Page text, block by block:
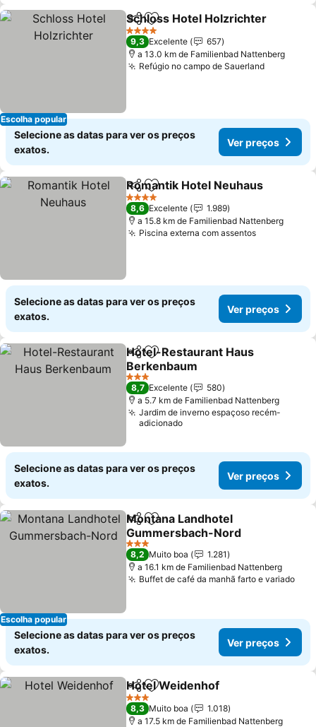
Escolha popular
PartilharAdicionar aos favoritos
Schloss Hotel Holzrichter
4 Estrelas
9,3 Excelente
657
a 13.0 km de Familienbad Nattenberg
Refúgio no campo de SauerlandVer
Selecione as datas para ver os preços
exatos.
Ver preços
PartilharAdicionar aos favoritos
Romantik Hotel Neuhaus
4 Estrelas
8,6 Excelente
1.989
a 15.8 km de Familienbad Nattenberg
Piscina externa com assentosVer preços
Selecione as datas para ver os preços
exatos.
Ver preços
PartilharAdicionar aos favoritos
Hotel-Restaurant Haus
Berkenbaum
Ver preços
3 Estrelas
8,7 Excelente
580
a 5.7 km de Familienbad Nattenberg
Jardim de inverno espaçoso recém-
adicionado
Selecione as datas para ver os preços
exatos.
Ver preços
Escolha popular
PartilharAdicionar aos favoritos
Montana Landhotel
Gummersbach-Nord
Ver preços
3 Estrelas
8,2 Muito boa
1.281
a 16.1 km de Familienbad Nattenberg
Buffet de café da manhã farto e variadoVer
Selecione as datas para ver os preços
exatos.
Ver preços
PartilharAdicionar aos favoritos
Hotel Weidenhof
3 Estrelas
8,3 Muito boa
1.018
a 17.5 km de Familienbad Nattenberg